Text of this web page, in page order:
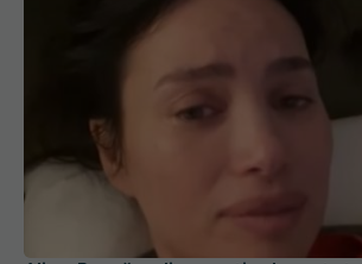
Alina Pușcău, diagnostic
tumori și boala a ajuns la oase